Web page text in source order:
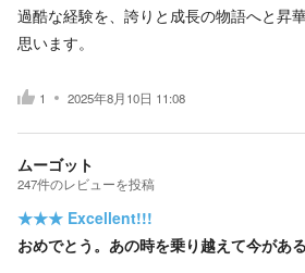
過酷な経験を、誇りと成長の物語へと昇
思います。
1 2025年8月10日 11:08
ムーゴット
247件のレビューを投稿
★★★ Excellent!!!
おめでとう。あの時を乗り越えて今がある